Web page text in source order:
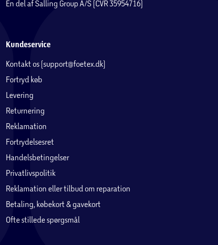
En del af Salling Group A/S (CVR 35954716)
Kundeservice
Kontakt os (support@foetex.dk)
Fortryd køb
Levering
Returnering
Reklamation
Fortrydelsesret
Handelsbetingelser
Privatlivspolitik
Reklamation eller tilbud om reparation
Betaling, købekort & gavekort
Ofte stillede spørgsmål